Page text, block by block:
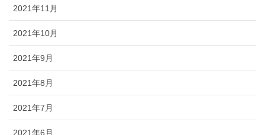
2021年11月
2021年10月
2021年9月
2021年8月
2021年7月
2021年6月